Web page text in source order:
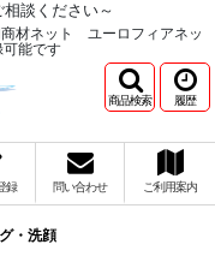
談ください～
商材ネット ユーロフィアネッ
能です
商品検索 履歴
録 問い合わせ ご利用案内
・洗顔